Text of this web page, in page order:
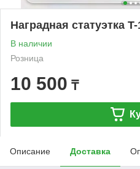
Наградная статуэтка T-
В наличии
Розница
10 500 ₸
Описание Доставка